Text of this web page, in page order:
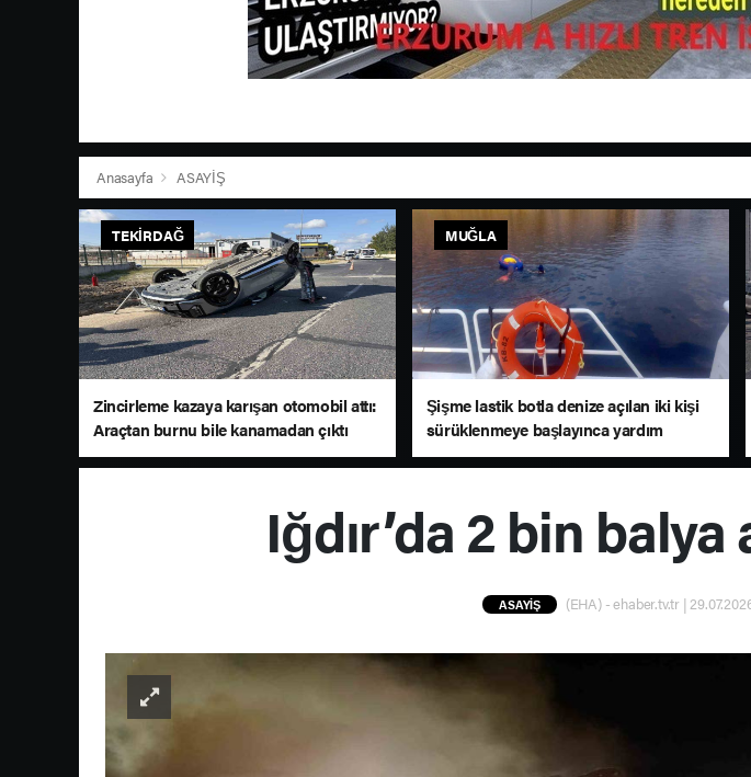
Anasayfa ASAYİŞ
TEKIRDAĞ
Zincirleme kazaya karışan otomobil attı:
Araçtan burnu bile kanamadan çıktı
MUĞLA
Şişme lastik botla denize açılan iki kişi
sürüklenmeye başlayınca yardım
çağrısı yaptı
Iğdır’da 2 bin
ASAYİŞ (EHA) - ehaber.tv.tr |